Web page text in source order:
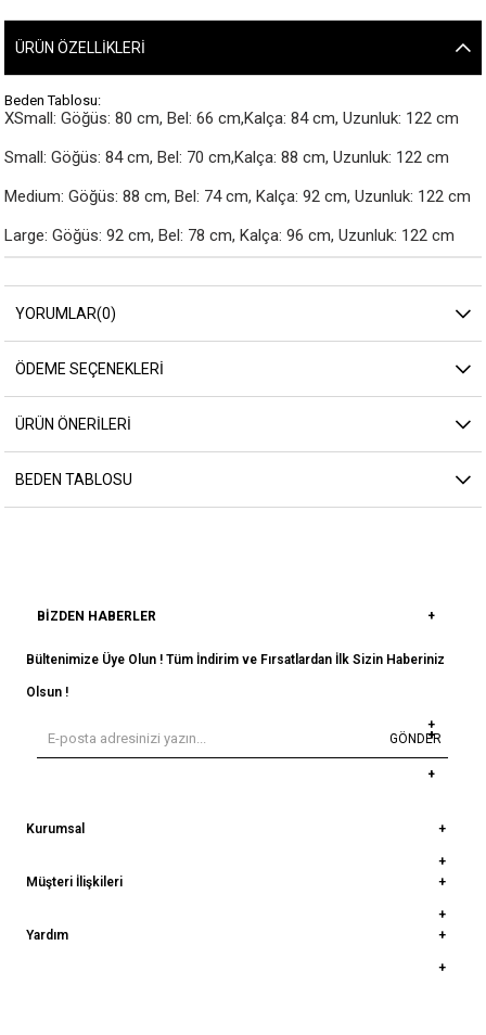
ÜRÜN ÖZELLIKLERI
Beden Tablosu:
XSmall: Göğüs: 80 cm, Bel: 66 cm,Kalça: 84 cm, Uzunluk: 122 cm
Small: Göğüs: 84 cm, Bel: 70 cm,Kalça: 88 cm, Uzunluk: 122 cm
Medium: Göğüs: 88 cm, Bel: 74 cm, Kalça: 92 cm, Uzunluk: 122 cm
Large: Göğüs: 92 cm, Bel: 78 cm, Kalça: 96 cm, Uzunluk: 122 cm
YORUMLAR(0)
ÖDEME SEÇENEKLERI
ÜRÜN ÖNERILERI
BEDEN TABLOSU
BIZDEN HABERLER
Bültenimize Üye Olun ! Tüm İndirim ve Fırsatlardan İlk Sizin Haberiniz
Olsun !
GÖNDER
Kurumsal
Müşteri İlişkileri
Yardım